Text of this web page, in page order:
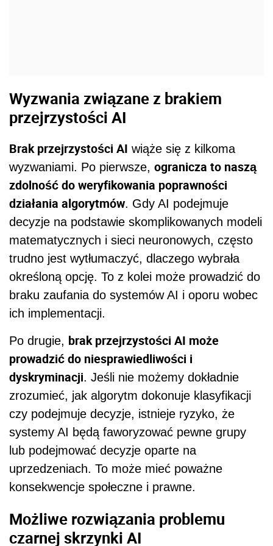
Wyzwania związane z brakiem
przejrzystości AI
Brak przejrzystości AI wiąże się z kilkoma
wyzwaniami. Po pierwsze, ogranicza to naszą
zdolność do weryfikowania poprawności
działania algorytmów. Gdy AI podejmuje
decyzje na podstawie skomplikowanych modeli
matematycznych i sieci neuronowych, często
trudno jest wytłumaczyć, dlaczego wybrała
określoną opcję. To z kolei może prowadzić do
braku zaufania do systemów AI i oporu wobec
ich implementacji.
Po drugie, brak przejrzystości AI może
prowadzić do niesprawiedliwości i
dyskryminacji. Jeśli nie możemy dokładnie
zrozumieć, jak algorytm dokonuje klasyfikacji
czy podejmuje decyzje, istnieje ryzyko, że
systemy AI będą faworyzować pewne grupy
lub podejmować decyzje oparte na
uprzedzeniach. To może mieć poważne
konsekwencje społeczne i prawne.
Możliwe rozwiązania problemu
czarnej skrzynki AI